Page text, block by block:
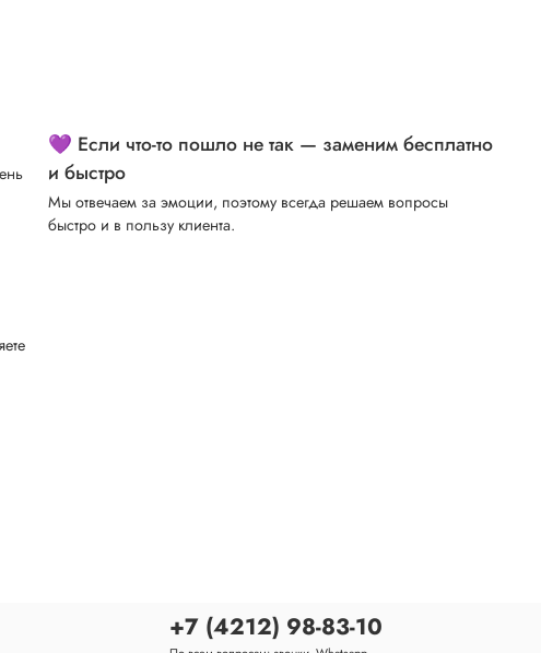
💜 Если что-то пошло не так — заменим бесплатно
и быстро
Мы отвечаем за эмоции, поэтому всегда решаем вопросы
быстро и в пользу клиента.
+7 (4212) 98-83-10